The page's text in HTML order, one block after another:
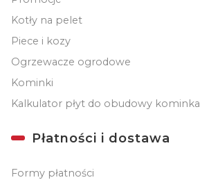
Kotły na pelet
Piece i kozy
Ogrzewacze ogrodowe
Kominki
Kalkulator płyt do obudowy kominka
Płatności i dostawa
Formy płatności